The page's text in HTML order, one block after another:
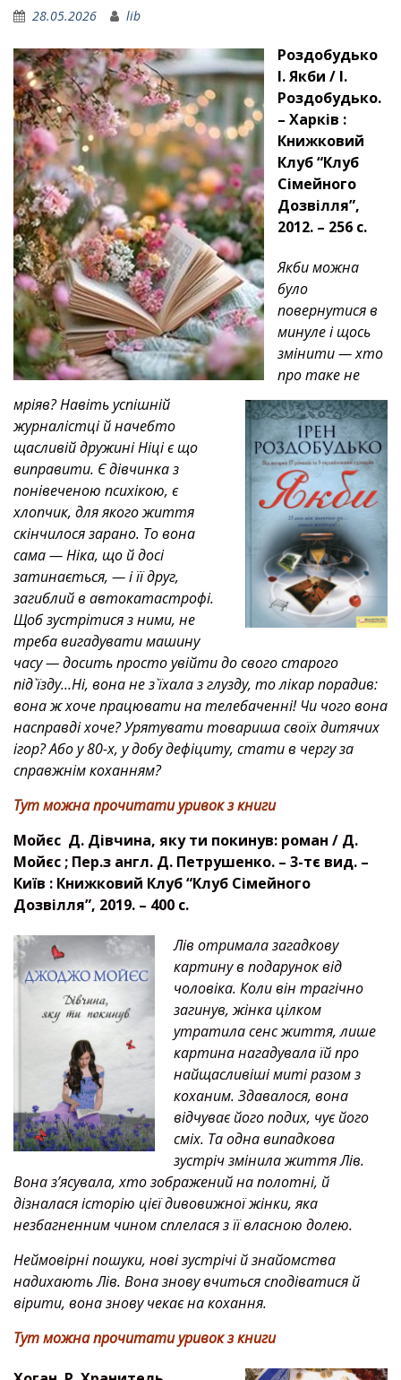
28.05.2026 lib
Роздобудько
І. Якби / І.
Роздобудько.
– Харків :
Книжковий
Клуб “Клуб
Сімейного
Дозвілля”,
2012. – 256 с.
Якби можна
було
повернутися в
минуле і щось
змінити — хто
про таке не
мріяв? Навіть успішній
журналістці й начебто
щасливій дружині Ніці є що
виправити. Є дівчинка з
понівеченою психікою, є
хлопчик, для якого життя
скінчилося зарано. То вона
сама — Ніка, що й досі
затинається, — і її друг,
загиблий в автокатастрофі.
Щоб зустрітися з ними, не
треба вигадувати машину
часу — досить просто увійти до свого старого
під`їзду…Ні, вона не з`їхала з глузду, то лікар порадив:
вона ж хоче працювати на телебаченні! Чи чого вона
насправді хоче? Урятувати товариша своїх дитячих
ігор? Або у 80-х, у добу дефіциту, стати в чергу за
справжнім коханням?
Тут можна прочитати уривок з книги
Мойєс Д. Дівчина, яку ти покинув: роман / Д.
Мойєс ; Пер.з англ. Д. Петрушенко. – 3-тє вид. –
Київ : Книжковий Клуб “Клуб Сімейного
Дозвілля”, 2019. – 400 с.
Лів отримала загадкову
картину в подарунок від
чоловіка. Коли він трагічно
загинув, жінка цілком
утратила сенс життя, лише
картина нагадувала їй про
найщасливіші миті разом з
коханим. Здавалося, вона
відчуває його подих, чує його
сміх. Та одна випадкова
зустріч змінила життя Лів.
Вона з’ясувала, хто зображений на полотні, й
дізналася історію цієї дивовижної жінки, яка
незбагненним чином сплелася з її власною долею.
Неймовірні пошуки, нові зустрічі й знайомства
надихають Лів. Вона знову вчиться сподіватися й
вірити, вона знову чекає на кохання.
Тут можна прочитати уривок з книги